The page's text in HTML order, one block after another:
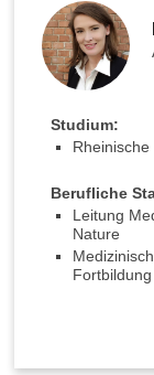
Studium:
Berufliche
Leitung
Nature